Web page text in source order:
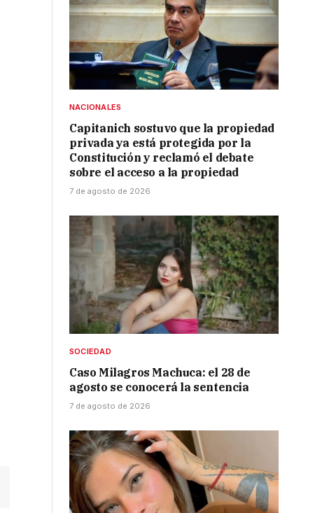
NACIONALES
Capitanich sostuvo que la propiedad
privada ya está protegida por la
Constitución y reclamó el debate
sobre el acceso a la propiedad
7 de agosto de 2026
SOCIEDAD
Caso Milagros Machuca: el 28 de
agosto se conocerá la sentencia
7 de agosto de 2026